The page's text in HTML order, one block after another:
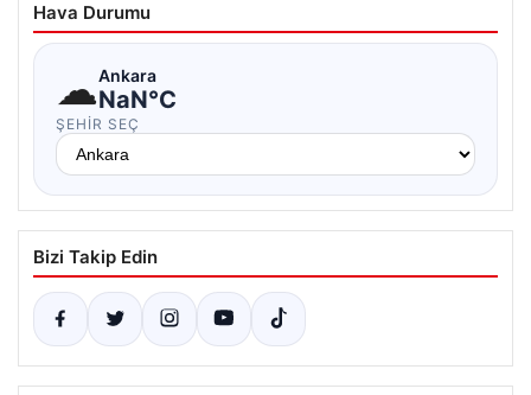
Hava Durumu
☁Ankara
NaN°C
ŞEHIR SEÇ
Bizi Takip Edin